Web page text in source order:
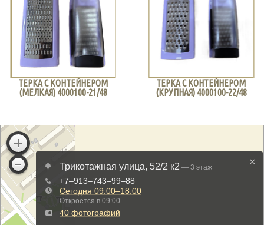
ТЕРКА С КОНТЕЙНЕРОМ
(МЕЛКАЯ) 4000100-21/48
ТЕРКА С КОНТЕЙНЕРОМ
(КРУПНАЯ) 4000100-22/48